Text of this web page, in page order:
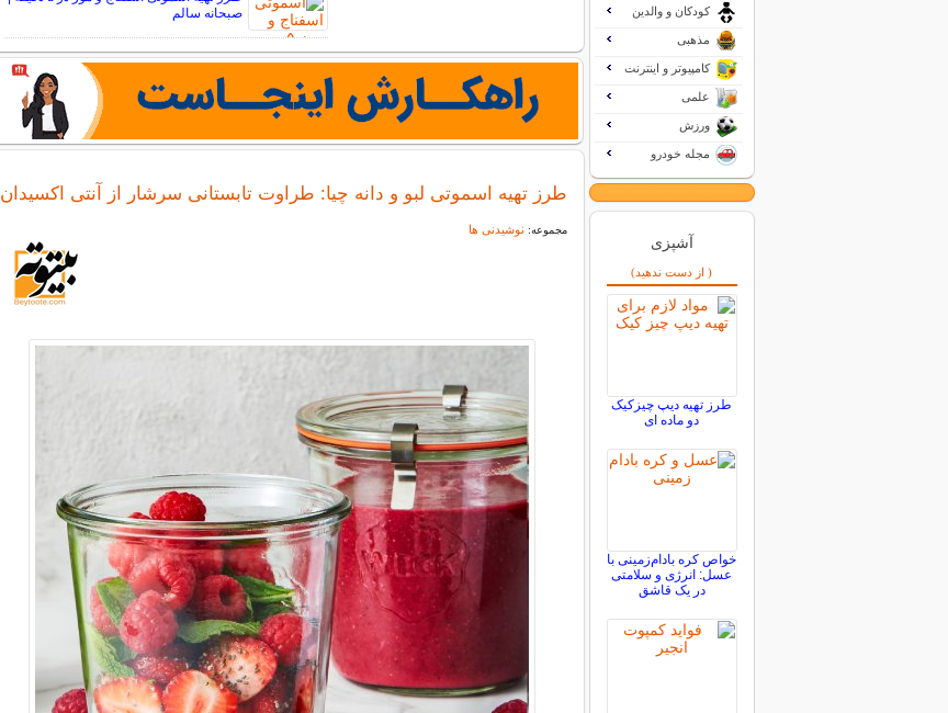
صبحانه سالم
طرز تهیه اسموتی لبو و دانه چیا: طراوت تابستانی سرشار از آنتی اکسیدان
مجموعه: نوشیدنی ها
کودکان و والدین
مذهبی
کامپیوتر و اینترنت
علمی
ورزش
مجله خودرو
آشپزی
( از دست ندهید)
طرز تهیه دیپ چیزکیک
دو ماده ای
خواص کره بادام‌زمینی با
عسل: انرژی و سلامتی
در یک قاشق